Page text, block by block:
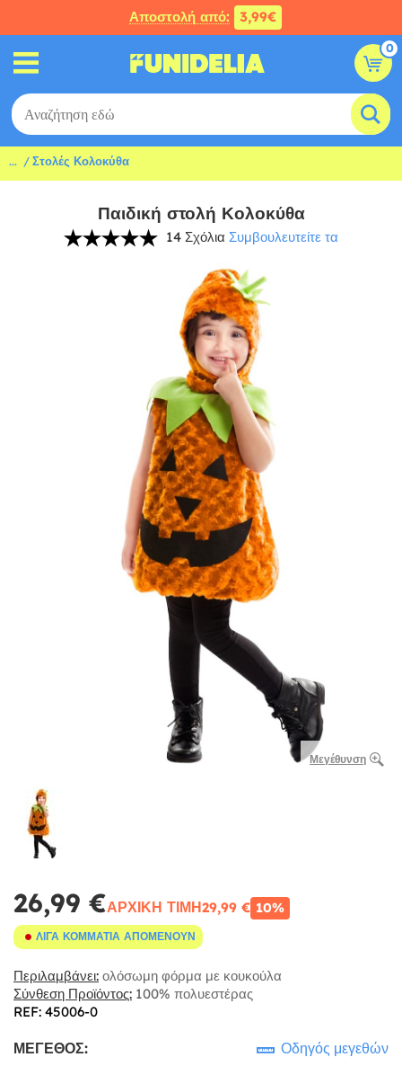
Αποστολή από: 3,99€
0
... Στολές Κολοκύθα
Παιδική στολή Κολοκύθα
14 Σχόλια Συμβουλευτείτε τα
Μεγέθυνση
26,99 €ΑΡΧΙΚΉ ΤΙΜΉ29,99 € 10%
ΛΊΓΑ ΚΟΜΜΆΤΙΑ ΑΠΟΜΈΝΟΥΝ
Περιλαμβάνει: ολόσωμη φόρμα με κουκούλα
Σύνθεση Προϊόντος: 100% πολυεστέρας
REF: 45006-0
ΜΈΓΕΘΟΣ: Οδηγός μεγεθών